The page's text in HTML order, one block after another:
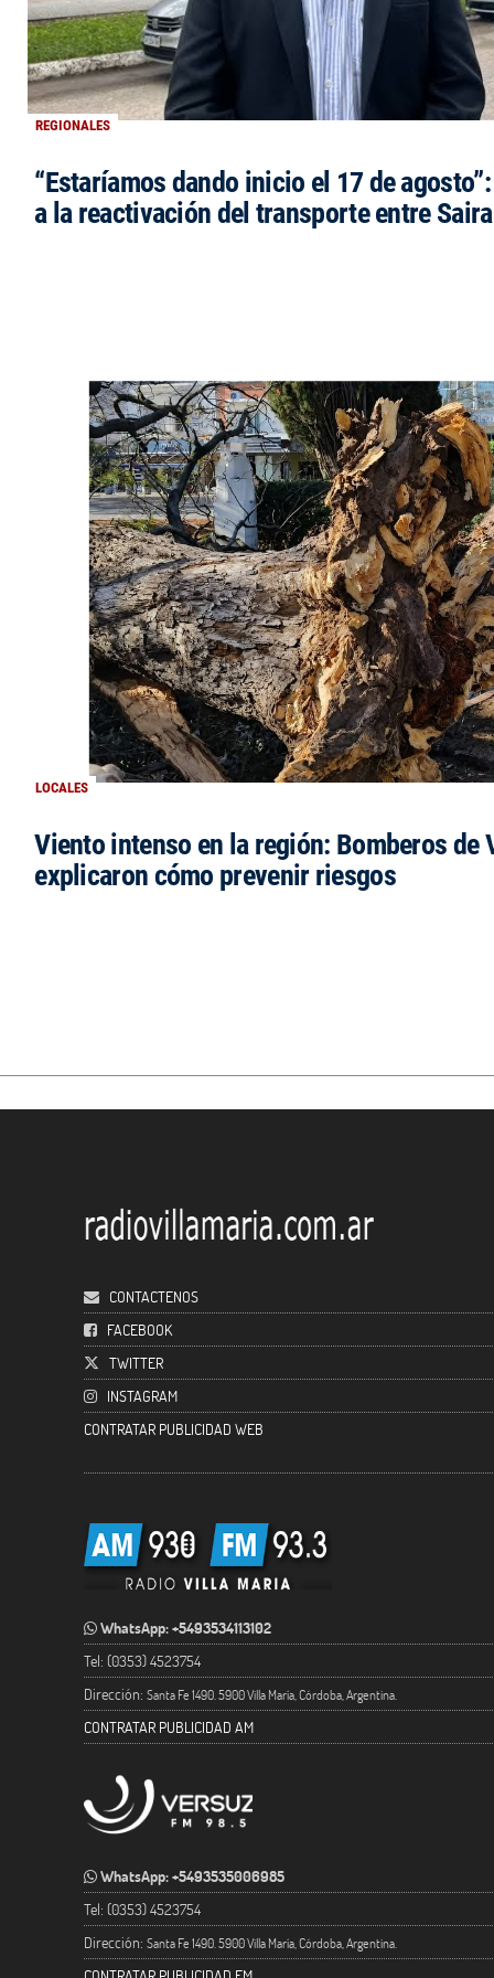
REGIONALES
“Estaríamos dando inicio el 17 de
a la reactivación del transporte entre
LOCALES
Viento intenso en la región: Bomberos de
explicaron cómo prevenir riesgos
CONTACTENOS
FACEBOOK
TWITTER
INSTAGRAM
CONTRATAR PUBLICIDAD WEB
WhatsApp: +5493534113102
Tel: (0353) 4523754
Dirección: Santa Fe 1490. 5900 Villa María, Córdoba, Argentina.
CONTRATAR PUBLICIDAD AM
WhatsApp: +5493535006985
Tel: (0353) 4523754
Dirección: Santa Fe 1490. 5900 Villa María, Córdoba, Argentina.